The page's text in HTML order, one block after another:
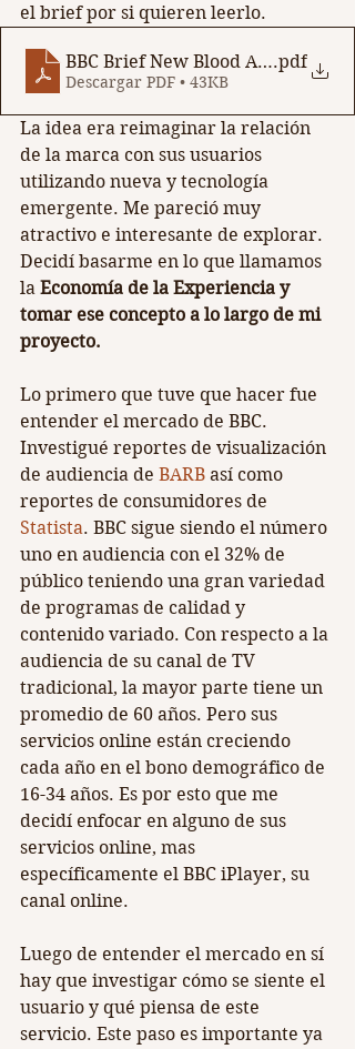
el brief por si quieren leerlo.
BBC Brief New Blood Awards 2018
.pdf
Descargar PDF • 43KB
La idea era reimaginar la relación
de la marca con sus usuarios
utilizando nueva y tecnología
emergente. Me pareció muy
atractivo e interesante de explorar.
Decidí basarme en lo que llamamos
la Economía de la Experiencia y
tomar ese concepto a lo largo de mi
proyecto.
Lo primero que tuve que hacer fue
entender el mercado de BBC.
Investigué reportes de visualización
de audiencia de BARB así como
reportes de consumidores de
Statista. BBC sigue siendo el número
uno en audiencia con el 32% de
público teniendo una gran variedad
de programas de calidad y
contenido variado. Con respecto a la
audiencia de su canal de TV
tradicional, la mayor parte tiene un
promedio de 60 años. Pero sus
servicios online están creciendo
cada año en el bono demográfico de
16-34 años. Es por esto que me
decidí enfocar en alguno de sus
servicios online, mas
específicamente el BBC iPlayer, su
canal online.
Luego de entender el mercado en sí
hay que investigar cómo se siente el
usuario y qué piensa de este
servicio. Este paso es importante ya